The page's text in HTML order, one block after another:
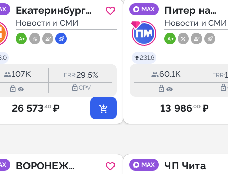
Екатеринбург
Первый
Новости и СМИ
107K ERR:29.5%
lock_outline lock_outlineCPV
26 573.40 ₽
MAX
231.6
Питер на
максималках.
Санкт-
Новости и СМИ
60.1K ERR:
lock_outline lock_outline
13 986.00 ₽
ВОРОНЕЖ
MAX ЧП Чита